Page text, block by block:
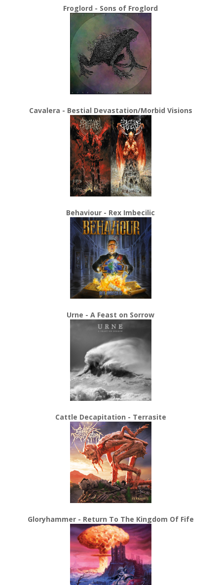
Froglord - Sons of Froglord
Cavalera - Bestial Devastation/Morbid Visions
Behaviour - Rex Imbecilic
Urne - A Feast on Sorrow
Cattle Decapitation - Terrasite
Gloryhammer - Return To The Kingdom Of Fife